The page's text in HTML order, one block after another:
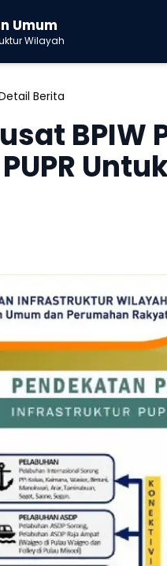
Umum
Wilayah
Berita